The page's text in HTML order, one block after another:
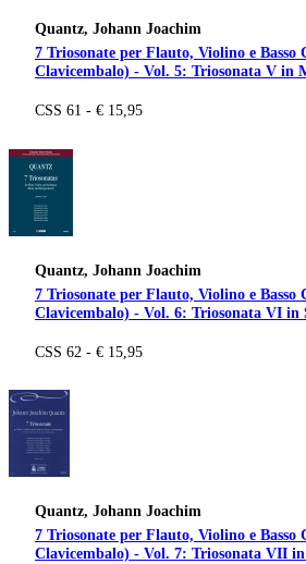
Quantz, Johann Joachim
7 Triosonate per Flauto, Violino e Basso
Clavicembalo) - Vol. 5: Triosonata V in
CSS 61 - € 15,95
Quantz, Johann Joachim
7 Triosonate per Flauto, Violino e Basso
Clavicembalo) - Vol. 6: Triosonata VI in
CSS 62 - € 15,95
Quantz, Johann Joachim
7 Triosonate per Flauto, Violino e Basso
Clavicembalo) - Vol. 7: Triosonata VII